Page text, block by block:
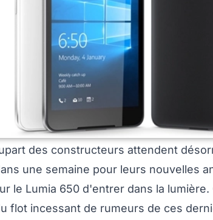
des constructeurs attendent
une semaine pour leurs nouvelles
le Lumia 650 d'entrer dans la
flot incessant de rumeurs de ces